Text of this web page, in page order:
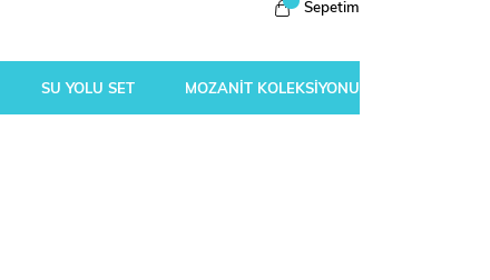
Sepetim
SU YOLU SET MOZANİT KOLEKSİYONU